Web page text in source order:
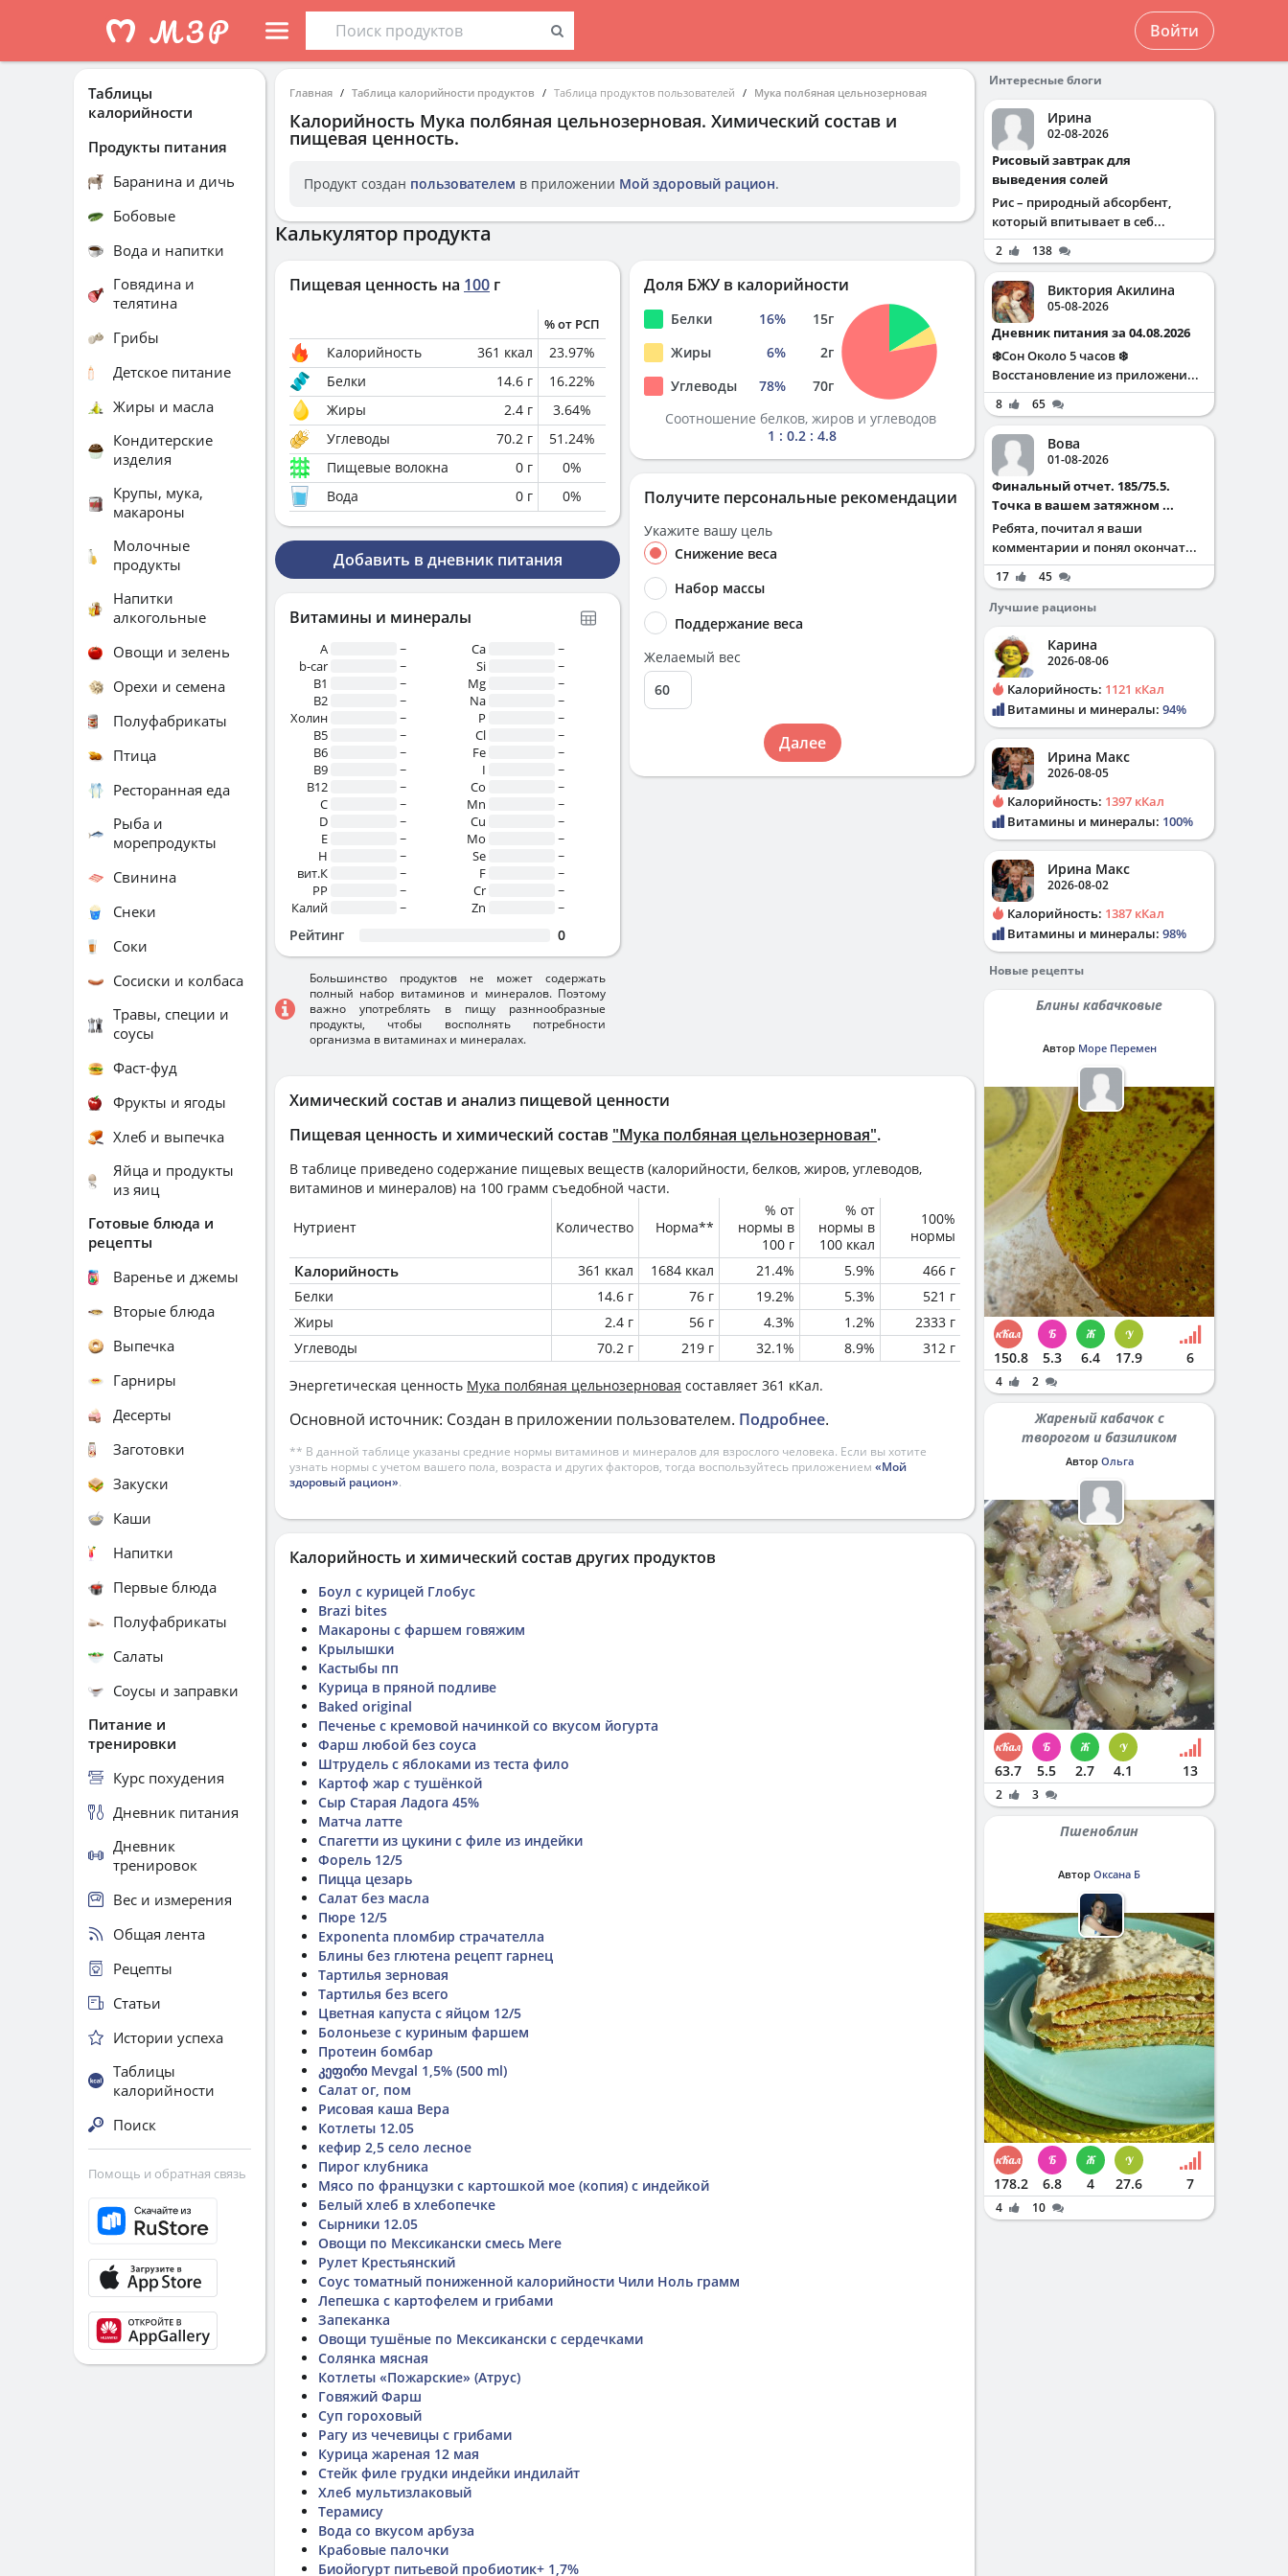
Войти
Главная Таблица калорийности продуктов Таблица продуктов пользователей Мука полбяная цельнозерновая
Калорийность Мука полбяная цельнозерновая. Химический состав и
пищевая ценность.
Продукт создан пользователем в приложении Мой здоровый рацион.
Химический состав и анализ пищевой ценности
Пищевая ценность и химический состав "Мука полбяная цельнозерновая".
В таблице приведено содержание пищевых веществ (калорийности, белков, жиров, углеводов,
витаминов и минералов) на 100 грамм съедобной части.
Нутриент Количество Норма**
% от
нормы в
100 г
% от
нормы в
100 ккал
100%
нормы
Калорийность 361 ккал 1684 ккал 21.4% 5.9%
466 г
Белки
14.6 г 76 г 19.2% 5.3%
521 г
Жиры
2.4 г 56 г 4.3% 1.2%
2333 г
Углеводы
70.2 г 219 г 32.1% 8.9% 312 г
Энергетическая ценность Мука полбяная цельнозерновая составляет 361 кКал.
Основной источник: Создан в приложении пользователем. Подробнее.
** В данной таблице указаны средние нормы витаминов и минералов для взрослого человека. Если вы хотите
узнать нормы с учетом вашего пола, возраста и других факторов, тогда воспользуйтесь приложением «Мой
здоровый рацион».
Калькулятор продукта
Пищевая ценность на 100 г
% от РСП
Калорийность 361 ккал 23.97%
Белки
14.6 г 16.22%
Жиры
2.4 г 3.64%
Углеводы
70.2 г 51.24%
Пищевые волокна
0 г 0%
Вода
0 г 0%
Добавить в дневник питания
Витамины и минералы
A
~
b-car
~
В1
~
B2
~
Холин
~
B5
~
B6
~
B9
~
B12
~
C
~
D
~
E
~
H
~
вит.К
~
PP
~
Калий
~
Ca
~
Si
~
Mg
~
Na
~
P
~
Cl
~
Fe
~
I
~
Co
~
Mn
~
Cu
~
Mo
~
Se
~
F
~
Cr
~
Zn
~
Рейтинг 0
Большинство продуктов не может содержать
полный набор витаминов и минералов. Поэтому
важно употреблять в пищу разннообразные
продукты, чтобы восполнять потребности
организма в витаминах и минералах.
Доля БЖУ в калорийности
Белки 16% 15г
Жиры
6% 2г
Углеводы
78% 70г
Соотношение белков, жиров и углеводов
1 : 0.2 : 4.8
Получите персональные рекомендации
Укажите вашу цель
Снижение веса
Набор массы
Поддержание веса
Желаемый вес
Далее
Калорийность и химический состав других продуктов
Боул с курицей Глобус
Brazi bites
Макароны с фаршем говяжим
Крылышки
Кастыбы пп
Курица в пряной подливе
Baked original
Печенье с кремовой начинкой со вкусом йогурта
Фарш любой без соуса
Штрудель с яблоками из теста фило
Картоф жар с тушёнкой
Сыр Старая Ладога 45%
Матча латте
Спагетти из цукини с филе из индейки
Форель 12/5
Пицца цезарь
Салат без масла
Пюре 12/5
Exponenta пломбир страчателла
Блины без глютена рецепт гарнец
Тартилья зерновая
Тартилья без всего
Цветная капуста с яйцом 12/5
Болоньезе с куриным фаршем
Протеин бомбар
კეფირი Mevgal 1,5% (500 ml)
Салат ог, пом
Рисовая каша Вера
Котлеты 12.05
кефир 2,5 село лесное
Пирог клубника
Мясо по французки с картошкой мое (копия) с индейкой
Белый хлеб в хлебопечке
Сырники 12.05
Овощи по Мексикански смесь Mere
Рулет Крестьянский
Соус томатный пониженной калорийности Чили Ноль грамм
Лепешка с картофелем и грибами
Запеканка
Овощи тушёные по Мексикански с сердечками
Солянка мясная
Котлеты «Пожарские» (Атрус)
Говяжий Фарш
Суп гороховый
Рагу из чечевицы с грибами
Курица жареная 12 мая
Стейк филе грудки индейки индилайт
Хлеб мультизлаковый
Терамису
Вода со вкусом арбуза
Крабовые палочки
Биойогурт питьевой пробиотик+ 1,7%
Таблицы
калорийности
Продукты питания
Баранина и дичь
Бобовые
Вода и напитки
Говядина и
телятина
Грибы
Детское питание
Жиры и масла
Кондитерские
изделия
Крупы, мука,
макароны
Молочные
продукты
Напитки
алкогольные
Овощи и зелень
Орехи и семена
Полуфабрикаты
Птица
Ресторанная еда
Рыба и
морепродукты
Свинина
Снеки
Соки
Сосиски и колбаса
Травы, специи и
соусы
Фаст-фуд
Фрукты и ягоды
Хлеб и выпечка
Яйца и продукты
из яиц
Готовые блюда и
рецепты
Варенье и джемы
Вторые блюда
Выпечка
Гарниры
Десерты
Заготовки
Закуски
Каши
Напитки
Первые блюда
Полуфабрикаты
Салаты
Соусы и заправки
Питание и
тренировки
Курс похудения
Дневник питания
Дневник
тренировок
Вес и измерения
Общая лента
Рецепты
Статьи
Истории успеха
Таблицы
калорийности
Поиск
Помощь и обратная связь
Интересные блоги
Ирина
02-08-2026
Рисовый завтрак для
выведения солей
Рис – природный абсорбент,
который впитывает в себ...
2 138
Виктория Акилина
05-08-2026
Дневник питания за 04.08.2026
❄️Сон Около 5 часов ❄️
Восстановление из приложени...
8 65
Вова
01-08-2026
Финальный отчет. 185/75.5.
Точка в вашем затяжном ...
Ребята, почитал я ваши
комментарии и понял окончат...
17
45
Лучшие рационы
Карина
2026-08-06
Калорийность: 1121 кКал
Витамины и минералы: 94%
Ирина Макс
2026-08-05
Калорийность: 1397 кКал
Витамины и минералы: 100%
Ирина Макс
2026-08-02
Калорийность: 1387 кКал
Витамины и минералы: 98%
Новые рецепты
Блины кабачковые
Автор Море Перемен
150.8 5.3 6.4 17.9 6
4 2
Жареный кабачок с
творогом и базиликом
Автор Ольга
63.7 5.5 2.7 4.1 13
2 3
Пшеноблин
Автор Оксана Б
178.2 6.8 4 27.6 7
4 10